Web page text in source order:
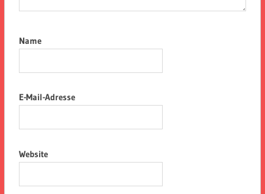
Name
E-Mail-Adresse
Website